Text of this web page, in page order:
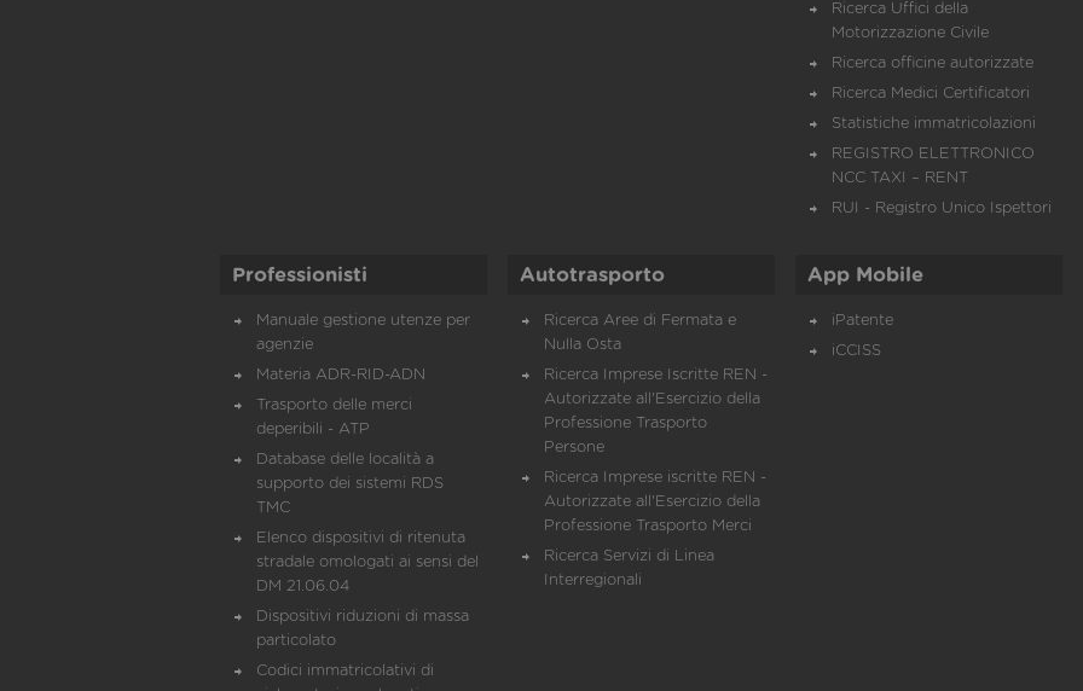
Ricerca Uffici della
Motorizzazione Civile
Ricerca officine autorizzate
Ricerca Medici Certificatori
Statistiche immatricolazioni
REGISTRO ELETTRONICO
NCC TAXI – RENT
RUI - Registro Unico Ispettori
Professionisti
Manuale gestione utenze per
agenzie
Materia ADR-RID-ADN
Trasporto delle merci
deperibili - ATP
Database delle località a
supporto dei sistemi RDS
TMC
Elenco dispositivi di ritenuta
stradale omologati ai sensi del
DM 21.06.04
Dispositivi riduzioni di massa
particolato
Codici immatricolativi di
Autotrasporto
Ricerca Aree di Fermata e
Nulla Osta
Ricerca Imprese Iscritte REN -
Autorizzate all'Esercizio della
Professione Trasporto
Persone
Ricerca Imprese iscritte REN -
Autorizzate all'Esercizio della
Professione Trasporto Merci
Ricerca Servizi di Linea
Interregionali
App Mobile
iPatente
iCCISS